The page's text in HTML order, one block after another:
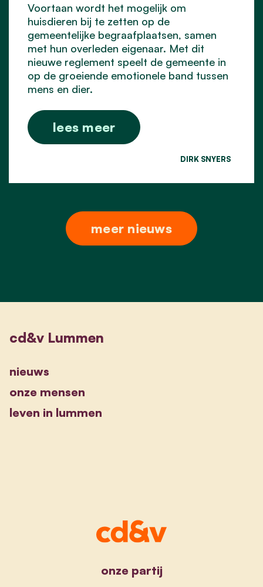
Voortaan wordt het mogelijk om
huisdieren bij te zetten op de
gemeentelijke begraafplaatsen, samen
met hun overleden eigenaar. Met dit
nieuwe reglement speelt de gemeente in
op de groeiende emotionele band tussen
mens en dier.
lees meer
DIRK SNYERS
meer nieuws
cd&v Lummen
nieuws
onze mensen
leven in lummen
onze partij